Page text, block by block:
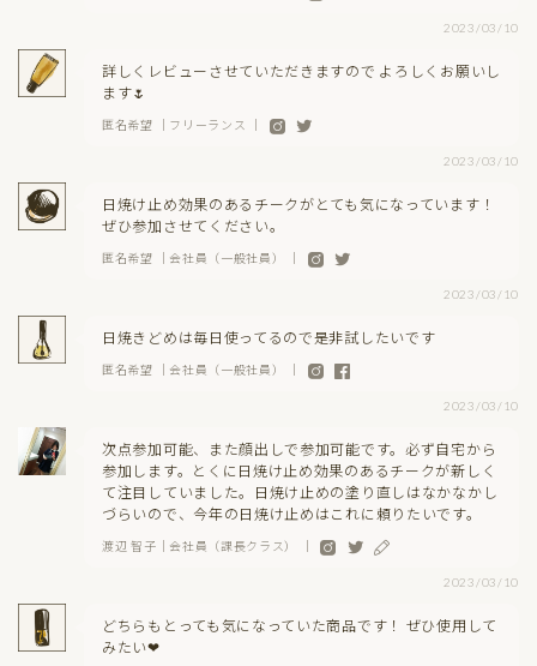
2023/03/10
詳しくレビューさせていただきますので よろしくお願いし
ます🌷
匿名希望 ｜フリーランス ｜
2023/03/10
日焼け止め効果のあるチークがとても気になっています！
ぜひ参加させてください。
匿名希望 ｜会社員（一般社員） ｜
2023/03/10
日焼きどめは毎日使ってるので是非試したいです
匿名希望 ｜会社員（一般社員） ｜
2023/03/10
次点参加可能、また顔出しで参加可能です。必ず自宅から
参加します。とくに日焼け止め効果のあるチークが新しく
て注目していました。日焼け止めの塗り直しはなかなかし
づらいので、今年の日焼け止めはこれに頼りたいです。
渡辺 智子｜会社員（課長クラス） ｜
2023/03/10
どちらもとっても気になっていた商品です！ ぜひ使用して
みたい❤︎